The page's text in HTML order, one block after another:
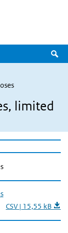
limited
CSV | 15,55 kB